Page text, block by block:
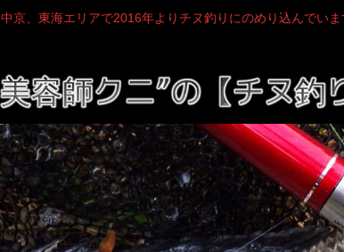
中京、東海エリアで2016年よりチヌ釣りにのめり込んでいま